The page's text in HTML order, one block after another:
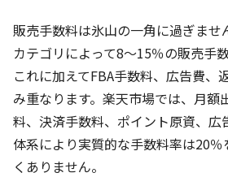
販売手数料は氷山の一角に過ぎませ
カテゴリによって8〜15％の販売手
これに加えてFBA手数料、広告費、
み重なります。楽天市場では、月額
料、決済手数料、ポイント原資、広
体系により実質的な手数料率は20
くありません。